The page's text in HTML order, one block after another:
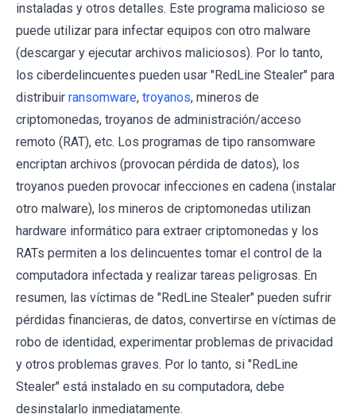
instaladas y otros detalles. Este programa malicioso se
puede utilizar para infectar equipos con otro malware
(descargar y ejecutar archivos maliciosos). Por lo tanto,
los ciberdelincuentes pueden usar "RedLine Stealer" para
distribuir ransomware, troyanos, mineros de
criptomonedas, troyanos de administración/acceso
remoto (RAT), etc. Los programas de tipo ransomware
encriptan archivos (provocan pérdida de datos), los
troyanos pueden provocar infecciones en cadena (instalar
otro malware), los mineros de criptomonedas utilizan
hardware informático para extraer criptomonedas y los
RATs permiten a los delincuentes tomar el control de la
computadora infectada y realizar tareas peligrosas. En
resumen, las víctimas de "RedLine Stealer" pueden sufrir
pérdidas financieras, de datos, convertirse en víctimas de
robo de identidad, experimentar problemas de privacidad
y otros problemas graves. Por lo tanto, si "RedLine
Stealer" está instalado en su computadora, debe
desinstalarlo inmediatamente.